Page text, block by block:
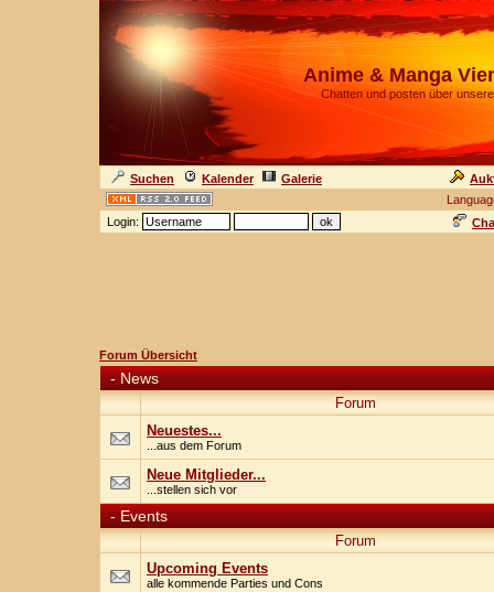
Anime & Manga
Chatten und posten über
Suchen Kalender Galerie
Login:
Forum Übersicht
- News
Forum
Neuestes...
...aus dem Forum
Neue Mitglieder...
...stellen sich vor
- Events
Forum
Upcoming Events
alle kommende Parties und Cons